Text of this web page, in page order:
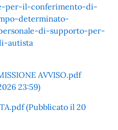
per-il-conferimento-di-
determinato-
di-supporto-per-
autista
AVVISO.pdf
23:59)
(Pubblicato il 20